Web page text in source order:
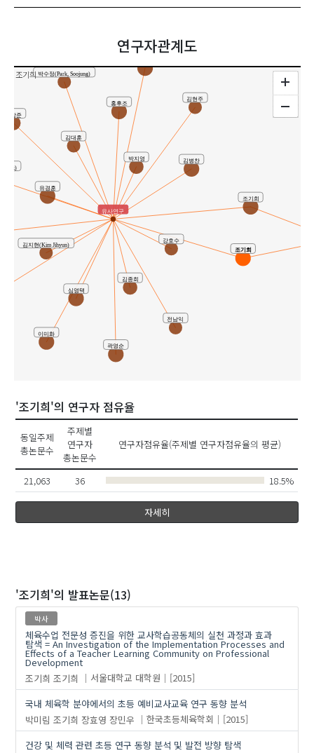
연구자관계도
조기희
조기희
강호수
Kwak)
곽영순
김대훈
김병찬
김종희
김지현(Kim Jihyun)
김현주
남상준
박수정(Park, Soojung)
박지영
심영택
유경훈
이미화
전남익
조기희
홍후조
조기희
유사연구
'조기희'의 연구자 점유율
동일주제
총논문수
주제별
연구자
총논문수
연구자점유율(주제별 연구자점유율의 평균)
21,063 36 18.5%
자세히
'조기희'의 발표논문(13)
박사
체육수업 전문성 증진을 위한 교사학습공동체의 실천 과정과 효과
탐색 = An Investigation of the Implementation Processes and
Effects of a Teacher Learning Community on Professional
Development
조기희 조기희 서울대학교 대학원
[2015]
국내 체육학 분야에서의 초등 예비교사교육 연구 동향 분석
박미림 조기희 장효영 장민우 한국초등체육학회
[2015]
건강 및 체력 관련 초등 연구 동향 분석 및 발전 방향 탐색